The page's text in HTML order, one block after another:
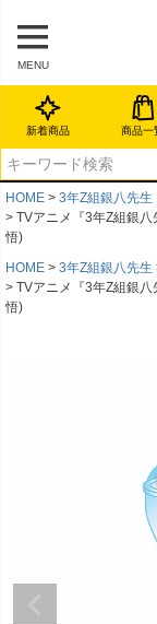
MENU
新着商品 商品一
HOME
3年Z組銀八先生
TVアニメ『3年Z組銀
悟)
HOME
3年Z組銀八先生
TVアニメ『3年Z組銀
悟)